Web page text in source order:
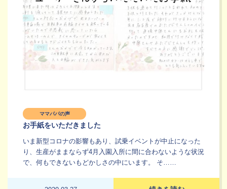
ママパパの声
お手紙をいただきました
いま新型コロナの影響もあり、試乗イベントが中止になった
り、生産がままならず4月入園入所に間に合わないような状況
で、何もできないもどかしさの中にいます。 そ……